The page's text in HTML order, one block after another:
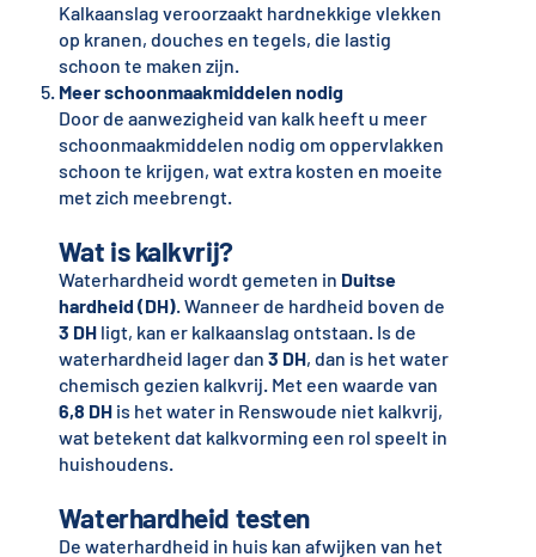
Kalkaanslag veroorzaakt hardnekkige vlekken
op kranen, douches en tegels, die lastig
schoon te maken zijn.
Meer schoonmaakmiddelen nodig
Door de aanwezigheid van kalk heeft u meer
schoonmaakmiddelen nodig om oppervlakken
schoon te krijgen, wat extra kosten en moeite
met zich meebrengt.
Wat is kalkvrij?
Waterhardheid wordt gemeten in Duitse
hardheid (DH). Wanneer de hardheid boven de
3 DHligt, kan er kalkaanslag ontstaan. Is de
waterhardheid lager dan 3 DH, dan is het water
chemisch gezien kalkvrij. Met een waarde van
6,8 DHis het water in Renswoude niet kalkvrij,
wat betekent dat kalkvorming een rol speelt in
huishoudens.
Waterhardheid testen
De waterhardheid in huis kan afwijken van het